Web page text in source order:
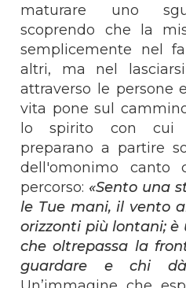
maturare uno
scoprendo che la
semplicemente nel
altri, ma nel
attraverso le persone
vita pone sul
lo spirito con cui
preparano a partire
dell'omonimo canto
percorso: «Sento una
le Tue mani, il vento
orizzonti più lontani; è
che oltrepassa la
guardare e chi